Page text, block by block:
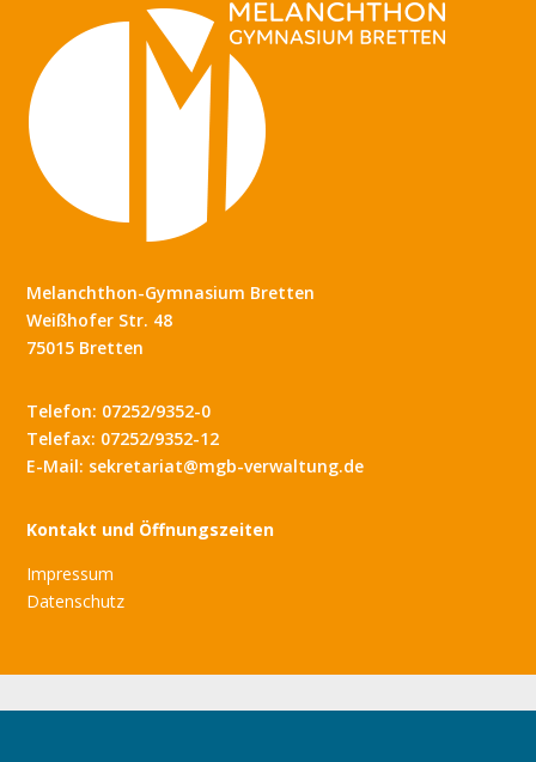
Melanchthon-Gymnasium Bretten
Weißhofer Str. 48
75015 Bretten
Telefon: 07252/9352-0
Telefax: 07252/9352-12
E-Mail: sekretariat@mgb-verwaltung.de
Kontakt und Öffnungszeiten
Impressum
Datenschutz